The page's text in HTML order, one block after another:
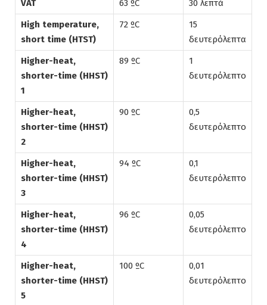
VAT
63 ºC
30 λεπτά
High temperature,
short time (HTST)
72 ºC
15
δευτερόλεπτα
Higher-heat,
shorter-time (HHST)
1
89 ºC
1
δευτερόλεπτο
Higher-heat,
shorter-time (HHST)
2
90 ºC
0,5
δευτερόλεπτο
Higher-heat,
shorter-time (HHST)
3
94 ºC
0,1
δευτερόλεπτο
Higher-heat,
shorter-time (HHST)
4
96 ºC
0,05
δευτερόλεπτο
Higher-heat,
shorter-time (HHST)
5
100 ºC
0,01
δευτερόλεπτο